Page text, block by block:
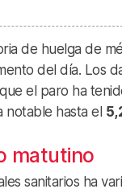
de huelga de
del día. Los
el paro ha
notable hasta el
matutino
sanitarios ha